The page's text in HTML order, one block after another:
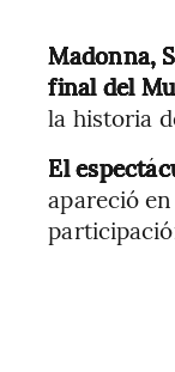
Madonna,
final del
la historia
El
apareció